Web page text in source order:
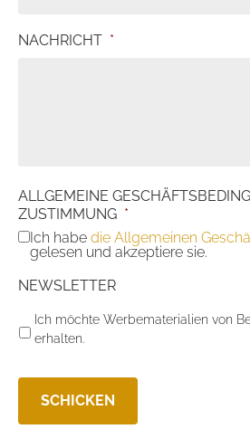
NACHRICHT *
ALLGEMEINE
ZUSTIMMUNG *
Ich habe die Allgemeinen
gelesen und akzeptiere sie.
NEWSLETTER
Ich möchte Werbematerialien von
erhalten.